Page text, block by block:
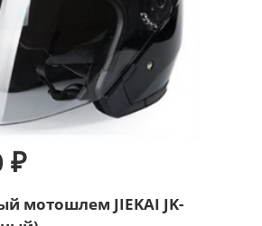
₽
мотошлем JIEKAI JK-